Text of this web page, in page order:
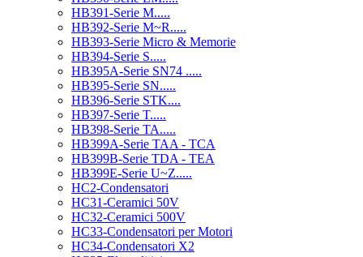
HB391-Serie M.....
HB392-Serie M~R.....
HB393-Serie Micro & Memorie
HB394-Serie S.....
HB395A-Serie SN74 .....
HB395-Serie SN.....
HB396-Serie STK....
HB397-Serie T.....
HB398-Serie TA.....
HB399A-Serie TAA - TCA
HB399B-Serie TDA - TEA
HB399E-Serie U~Z.....
HC2-Condensatori
HC31-Ceramici 50V
HC32-Ceramici 500V
HC33-Condensatori per Motori
HC34-Condensatori X2